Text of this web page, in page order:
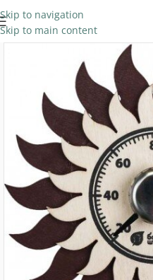
Skip to navigation
Skip to main content